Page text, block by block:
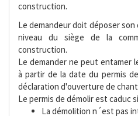
construction.
Le demandeur doit déposer son
niveau du siège de la
construction.
Le demander ne peut entamer
à partir de la date du permis
déclaration d'ouverture de
Le permis de démolir est caduc
La démolition n´est pas